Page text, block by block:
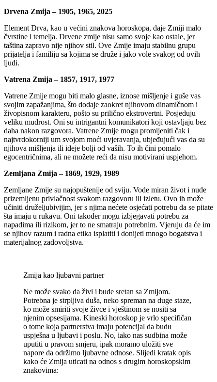
Drvena Zmija – 1905, 1965, 2025
Element Drva, kao u većini znakova horoskopa, daje Zmiji malo
čvrstine i temelja. Drvene zmije nisu samo svoje kao ostale, jer
taština zapravo nije njihov stil. Ove Zmije imaju stabilnu grupu
prijatelja i familiju sa kojima se druže i jako vole svakog od ovih
ljudi.
Vatrena Zmija – 1857, 1917, 1977
Vatrene Zmije mogu biti malo glasne, iznose mišljenje i guše vas
svojim zapažanjima, što dodaje zaokret njihovom dinamičnom i
živopisnom karakteru, pošto su prilično ekstrovertni. Posjeduju
veliku mudrost. Oni su intrigantni komunikatori koji ostavljaju bez
daha nakon razgovora. Vatrene Zmije mogu promijeniti čak i
najtvrdokorniji um svojom moći uvjeravanja, ubjeđujući vas da su
njihova mišljenja ili ideje bolji od vaših. To ih čini pomalo
egocentričnima, ali ne možete reći da nisu motivirani uspjehom.
Zemljana Zmija – 1869, 1929, 1989
Zemljane Zmije su najopuštenije od sviju. Vode miran život i nude
prizemljenu privlačnost svakom razgovoru ili izletu. Ovo ih može
učiniti druželjubivijim, jer s njima nećete osjećati potrebu da se pitate
šta imaju u rukavu. Oni također mogu izbjegavati potrebu za
napadima ili rizikom, jer to ne smatraju potrebnim. Vjeruju da će im
se njihov razum i radna etika isplatiti i donijeti mnogo bogatstva i
materijalnog zadovoljstva.
Zmija kao ljubavni partner
Ne može svako da živi i bude sretan sa Zmijom.
Potrebna je strpljiva duša, neko spreman na duge staze,
ko može smiriti svoje živce i vještinom se nositi sa
njenim opsesijama. Kineski horoskop je vrlo specifičan
o tome koja partnerstva imaju potencijal da budu
uspješna u ljubavi i poslu. No, iako nas sudbina može
uputiti u pravom smjeru, ipak moramo uložiti sve
napore da održimo ljubavne odnose. Slijedi kratak opis
kako će Zmija uticati na odnos s drugim horoskopskim
znakovima: